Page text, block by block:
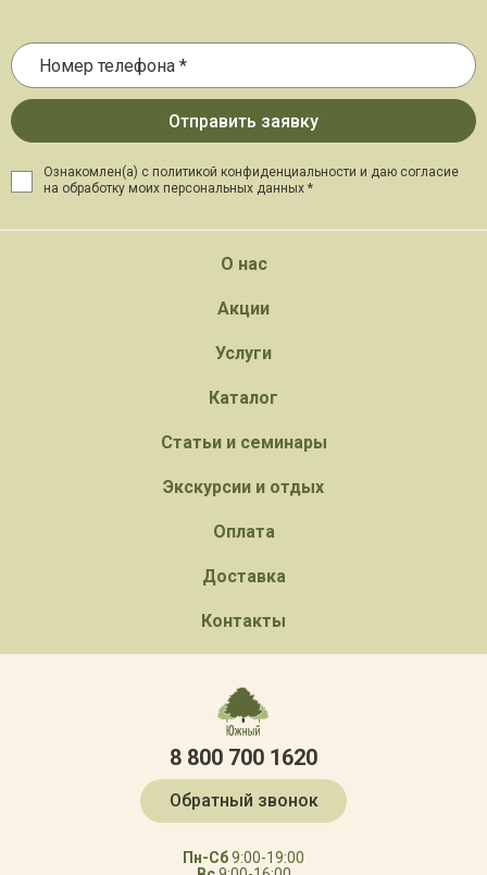
Ознакомлен(а) с политикой конфиденциальности и даю согласие
на обработку моих персональных данных *
О нас
Акции
Услуги
Каталог
Статьи и семинары
Экскурсии и отдых
Оплата
Доставка
Контакты
8 800 700 1620
Обратный звонок
Пн-Сб9:00-19:00